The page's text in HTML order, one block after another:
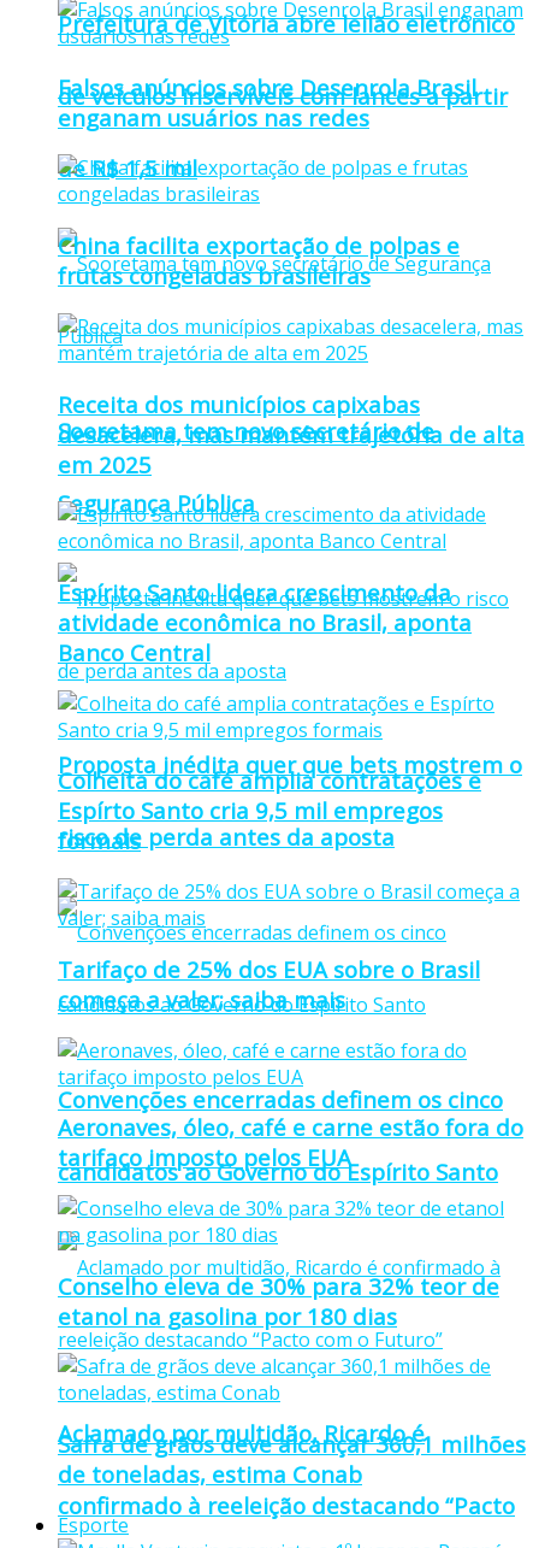
Prefeitura de Vitória abre leilão eletrônico
de veículos inservíveis com lances a partir
de R$ 1,5 mil
Sooretama tem novo secretário de
Segurança Pública
Proposta inédita quer que bets mostrem o
risco de perda antes da aposta
Convenções encerradas definem os cinco
candidatos ao Governo do Espírito Santo
Aclamado por multidão, Ricardo é
confirmado à reeleição destacando “Pacto
Falsos anúncios sobre Desenrola Brasil
enganam usuários nas redes
China facilita exportação de polpas e
frutas congeladas brasileiras
Receita dos municípios capixabas
desacelera, mas mantém trajetória de alta
em 2025
Espírito Santo lidera crescimento da
atividade econômica no Brasil, aponta
Banco Central
Colheita do café amplia contratações e
Espírto Santo cria 9,5 mil empregos
formais
Tarifaço de 25% dos EUA sobre o Brasil
começa a valer; saiba mais
Aeronaves, óleo, café e carne estão fora do
tarifaço imposto pelos EUA
Conselho eleva de 30% para 32% teor de
etanol na gasolina por 180 dias
Safra de grãos deve alcançar 360,1 milhões
de toneladas, estima Conab
Esporte